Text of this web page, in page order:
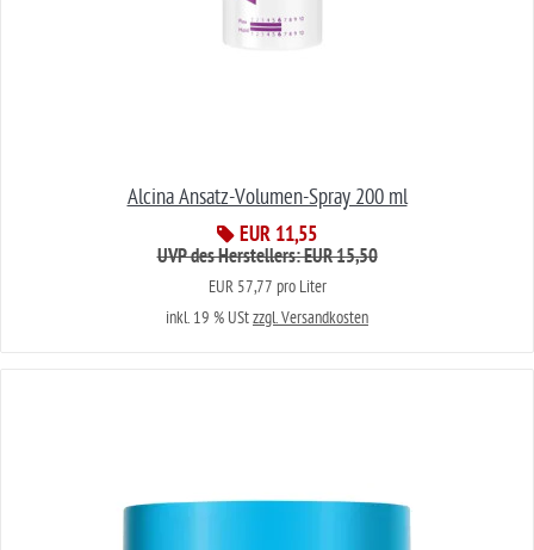
Alcina Ansatz-Volumen-Spray 200 ml
EUR 11,55
UVP des Herstellers: EUR 15,50
EUR 57,77 pro Liter
inkl. 19 % UStzzgl. Versandkosten